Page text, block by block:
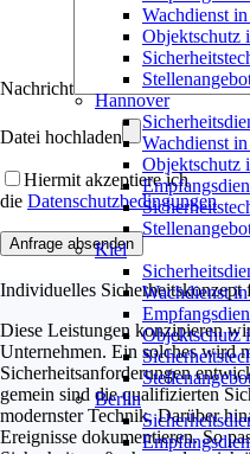
Wachdienst
Objektschutz
Hannover
Wachdienst
Objektschutz
Kiel
Wachdienst
Objektschutz
Berlin
Nachricht
Datei hochladen
Hiermit akzeptiere ich
die Datenschutzbedingungen
Individuelles Sicherheitskonzept
Diese Leistungen konzipieren
Unternehmen. Ein solches wird
Sicherheitsanforderungen
gemein sind die qualifizierten
modernster Technik. Darüber
Ereignisse dokumentieren. So